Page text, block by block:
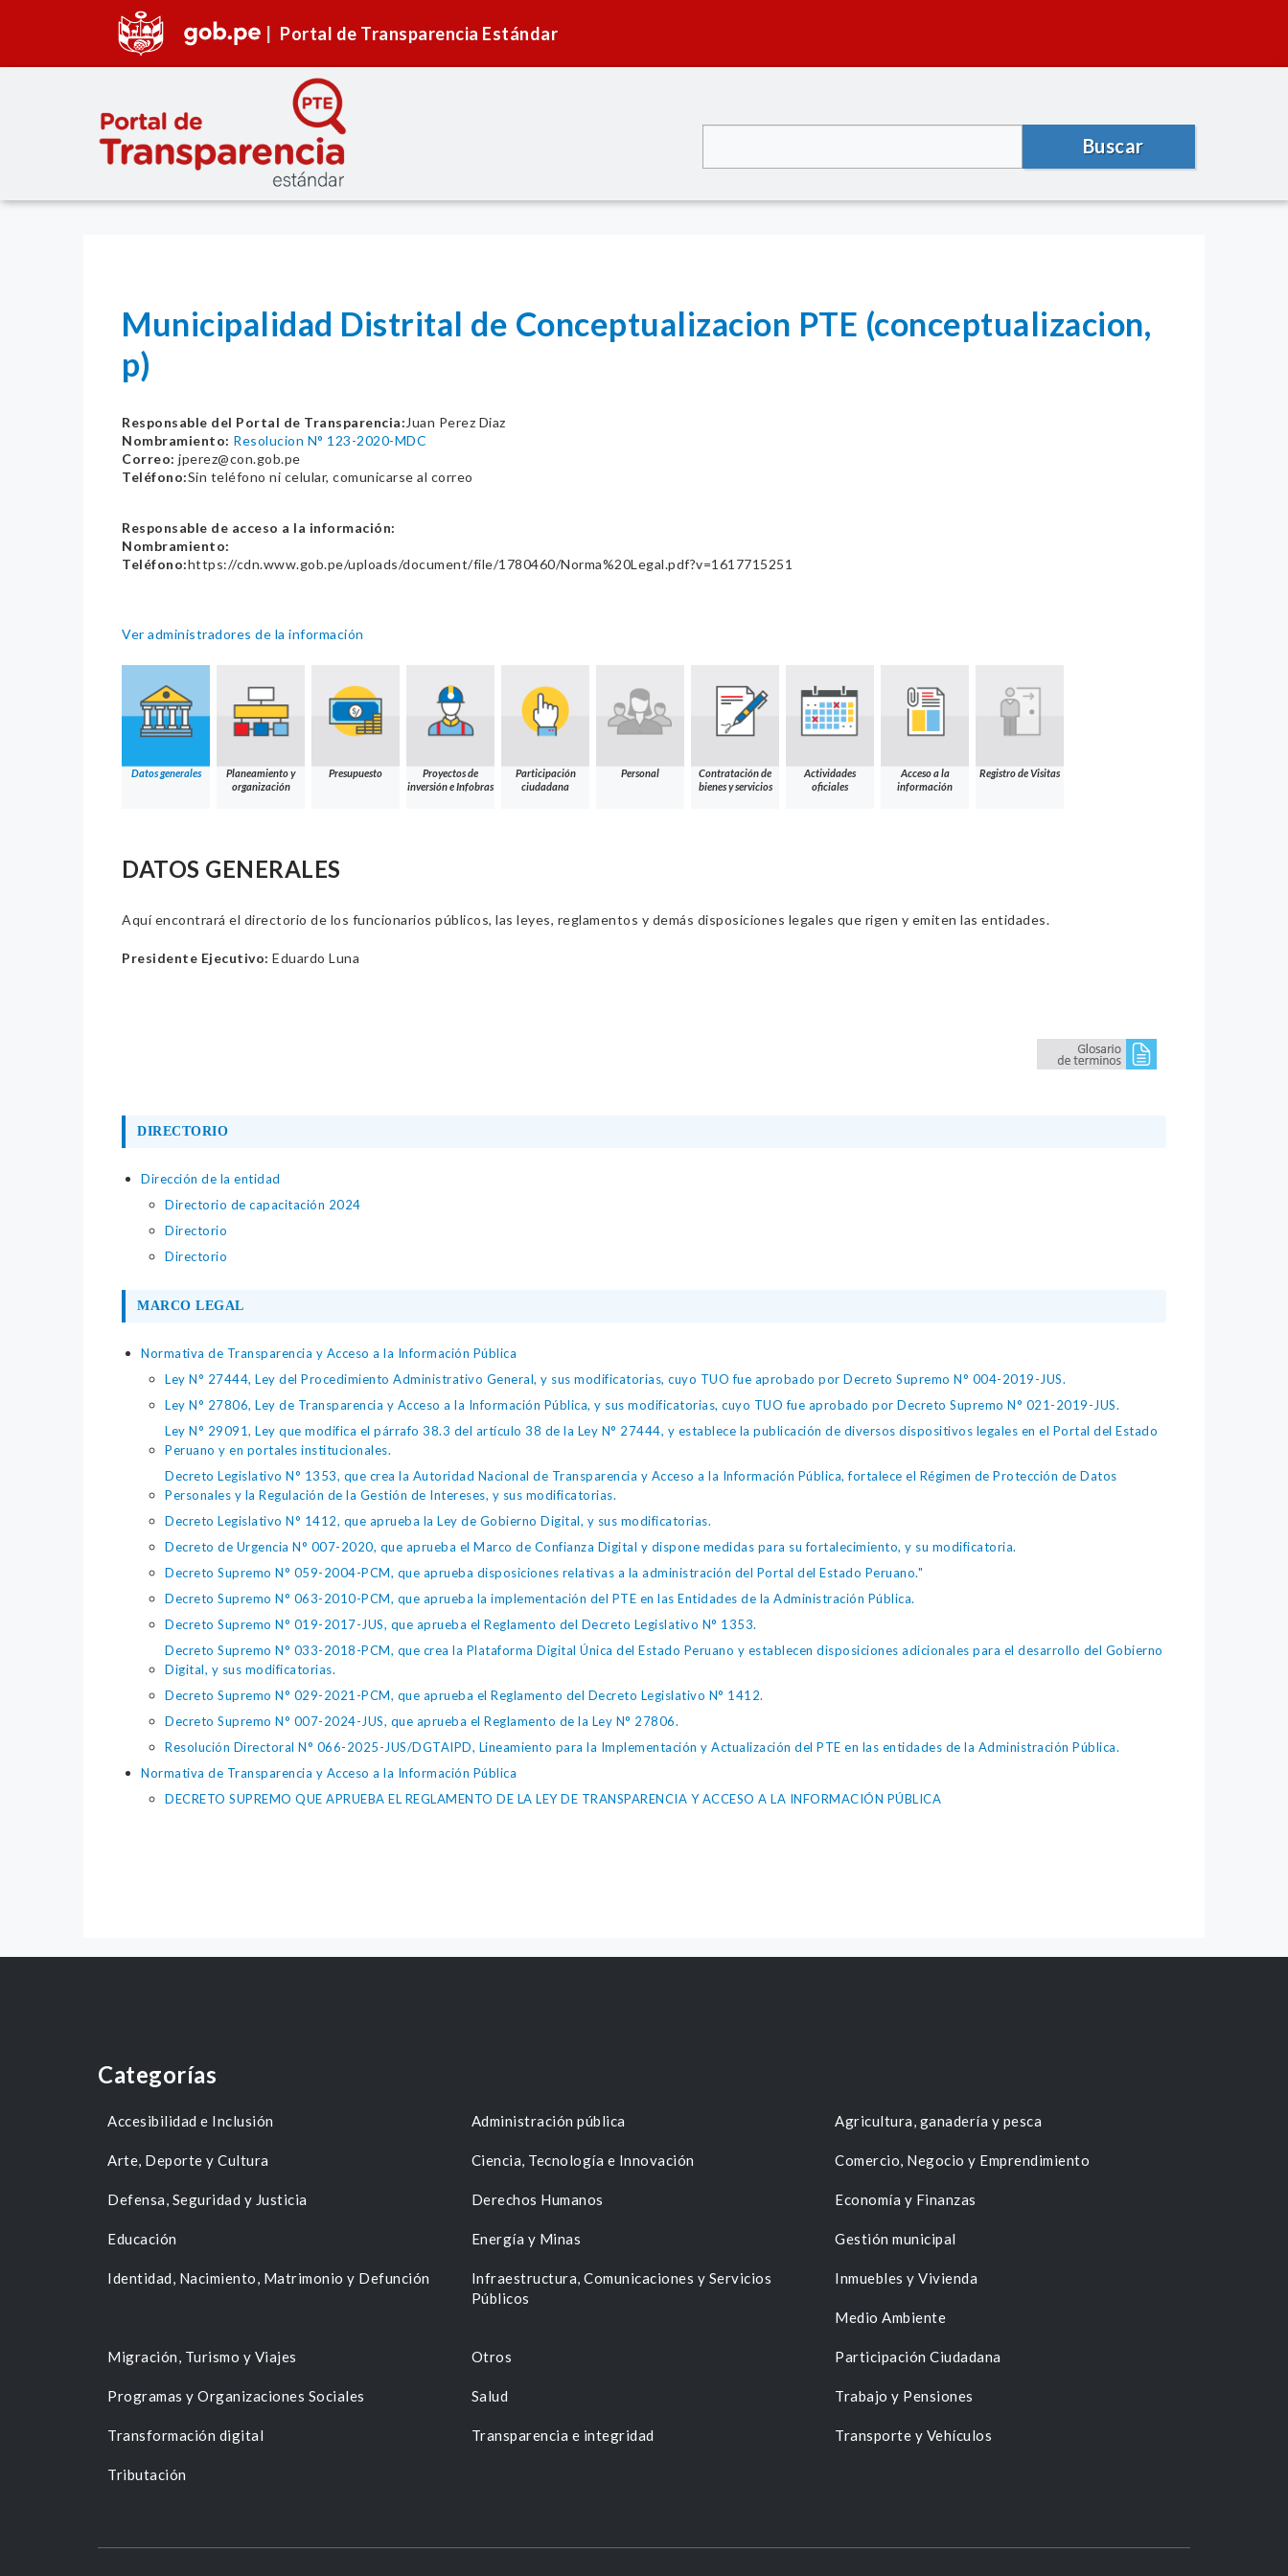
Portal de Transparencia Estándar
Buscar
Municipalidad Distrital de Conceptualizacion PTE (conceptualizacion,
p)
Responsable del Portal de Transparencia: Juan Perez Diaz
Nombramiento: Resolucion N° 123-2020-MDC
Correo: jperez@con.gob.pe
Teléfono:Sin teléfono ni celular, comunicarse al correo
Responsable de acceso a la información:
Nombramiento:
Teléfono:https://cdn.www.gob.pe/uploads/document/file/1780460/Norma%20Legal.pdf?v=1617715251
Ver administradores de la información
Datos generales
Planeamiento y
organización
Presupuesto
Proyectos de
inversión e Infobras
Participación
ciudadana
Personal
Contratación de
bienes y servicios
Actividades
oficiales
Acceso a la
información
Registro de Visitas
DATOS GENERALES
Aquí encontrará el directorio de los funcionarios públicos, las leyes, reglamentos y demás disposiciones legales que rigen y emiten las entidades.
Presidente Ejecutivo: Eduardo Luna
DIRECTORIO
Dirección de la entidad
Directorio de capacitación 2024
Directorio
Directorio
MARCO LEGAL
Normativa de Transparencia y Acceso a la Información Pública
Ley N° 27444, Ley del Procedimiento Administrativo General, y sus modificatorias, cuyo TUO fue aprobado por Decreto Supremo N° 004-2019-JUS.
Ley N° 27806, Ley de Transparencia y Acceso a la Información Pública, y sus modificatorias, cuyo TUO fue aprobado por Decreto Supremo N° 021-2019-JUS.
Ley N° 29091, Ley que modifica el párrafo 38.3 del artículo 38 de la Ley N° 27444, y establece la publicación de diversos dispositivos legales en el Portal del Estado
Peruano y en portales institucionales.
Decreto Legislativo N° 1353, que crea la Autoridad Nacional de Transparencia y Acceso a la Información Pública, fortalece el Régimen de Protección de Datos
Personales y la Regulación de la Gestión de Intereses, y sus modificatorias.
Decreto Legislativo N° 1412, que aprueba la Ley de Gobierno Digital, y sus modificatorias.
Decreto de Urgencia N° 007-2020, que aprueba el Marco de Confianza Digital y dispone medidas para su fortalecimiento, y su modificatoria.
Decreto Supremo N° 059-2004-PCM, que aprueba disposiciones relativas a la administración del Portal del Estado Peruano."
Decreto Supremo N° 063-2010-PCM, que aprueba la implementación del PTE en las Entidades de la Administración Pública.
Decreto Supremo N° 019-2017-JUS, que aprueba el Reglamento del Decreto Legislativo N° 1353.
Decreto Supremo N° 033-2018-PCM, que crea la Plataforma Digital Única del Estado Peruano y establecen disposiciones adicionales para el desarrollo del Gobierno
Digital, y sus modificatorias.
Decreto Supremo N° 029-2021-PCM, que aprueba el Reglamento del Decreto Legislativo N° 1412.
Decreto Supremo N° 007-2024-JUS, que aprueba el Reglamento de la Ley N° 27806.
Resolución Directoral N° 066-2025-JUS/DGTAIPD, Lineamiento para la Implementación y Actualización del PTE en las entidades de la Administración Pública.
Normativa de Transparencia y Acceso a la Información Pública
DECRETO SUPREMO QUE APRUEBA EL REGLAMENTO DE LA LEY DE TRANSPARENCIA Y ACCESO A LA INFORMACIÓN PÚBLICA
Categorías
Accesibilidad e Inclusión Administración pública Agricultura, ganadería y pesca
Arte, Deporte y Cultura Ciencia, Tecnología e Innovación Comercio, Negocio y Emprendimiento
Defensa, Seguridad y Justicia Derechos Humanos Economía y Finanzas
Educación Energía y Minas Gestión municipal
Identidad, Nacimiento, Matrimonio y Defunción
Infraestructura, Comunicaciones y Servicios
Públicos
Inmuebles y Vivienda
Medio Ambiente
Migración, Turismo y Viajes Otros Participación Ciudadana
Programas y Organizaciones Sociales Salud Trabajo y Pensiones
Transformación digital Transparencia e integridad Transporte y Vehículos
Tributación